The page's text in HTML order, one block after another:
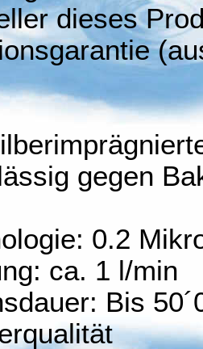
dieses
gegen
0.2
ca. 1 l/min
Bis